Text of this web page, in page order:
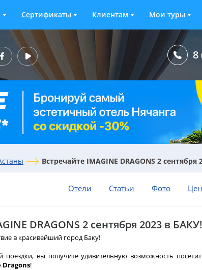
Сертификаты Клиентам Мои туры
8
Встречайте IMAGINE DRAGONS 2 сентября
Отели Статьи Фото
DRAGONS 2 сентября 2023 в БАКУ!
в красивейший город Баку!
вы получите удивительную возможность
Dragons!